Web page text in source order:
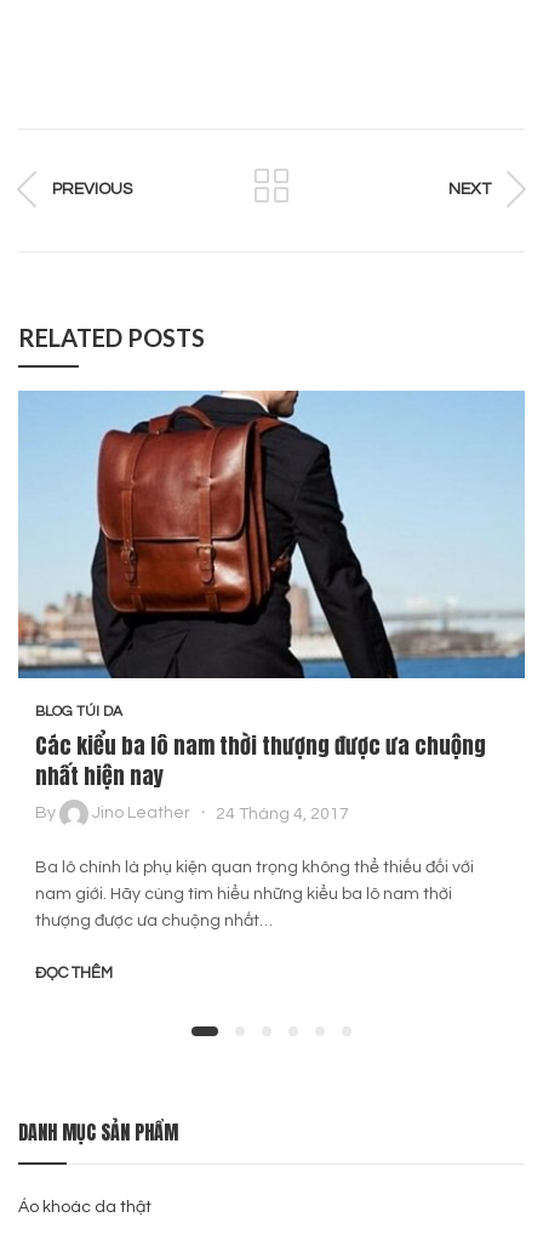
PREVIOUS NEXT
RELATED POSTS
BLOG TÚI DA
Các kiểu ba lô nam thời thượng được ưa chuộng
nhất hiện nay
By Jino Leather 24 Tháng 4, 2017
Ba lô chính là phụ kiện quan trọng không thể thiếu đối với
nam giới. Hãy cùng tìm hiểu những kiểu ba lô nam thời
thượng được ưa chuộng nhất…
ĐỌC THÊM
DANH MỤC SẢN PHẨM
Áo khoác da thật